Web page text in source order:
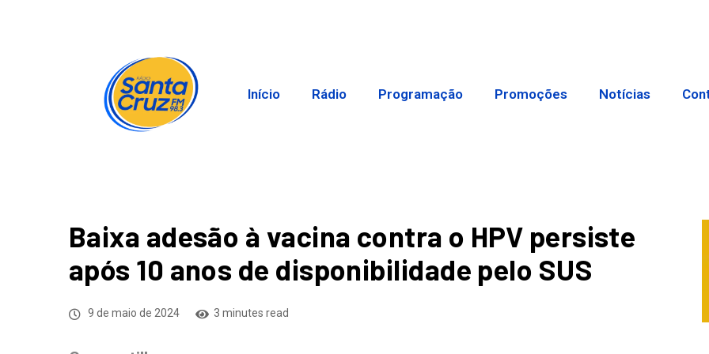
Início Rádio Programação Promoções Notícias
Baixa adesão à vacina contra o HPV persiste
após 10 anos de disponibilidade pelo SUS
9 de maio de 2024 3 minutes read